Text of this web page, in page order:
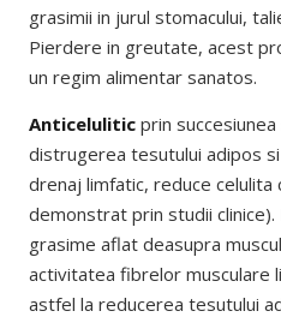
grasimii in jurul stomacului,
Pierdere in greutate, acest
un regim alimentar sanatos.
Anticelulitic prin
distrugerea tesutului adipos
drenaj limfatic, reduce
demonstrat prin studii
grasime aflat deasupra
activitatea fibrelor musculare
astfel la reducerea tesutului